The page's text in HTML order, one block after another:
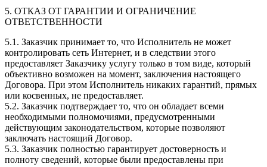
5. ОТКАЗ ОТ ГАРАНТИИ И ОГРАНИЧЕНИЕ
ОТВЕТСТВЕННОСТИ
5.1. Заказчик принимает то, что Исполнитель не может
контролировать сеть Интернет, и в следствии этого
предоставляет Заказчику услугу только в том виде, который
объективно возможен на момент, заключения настоящего
Договора. При этом Исполнитель никаких гарантий, прямых
или косвенных, не предоставляет.
5.2. Заказчик подтверждает то, что он обладает всеми
необходимыми полномочиями, предусмотренными
действующим законодательством, которые позволяют
заключать настоящий Договор.
5.3. Заказчик полностью гарантирует достоверность и
полноту сведений, которые были предоставлены при